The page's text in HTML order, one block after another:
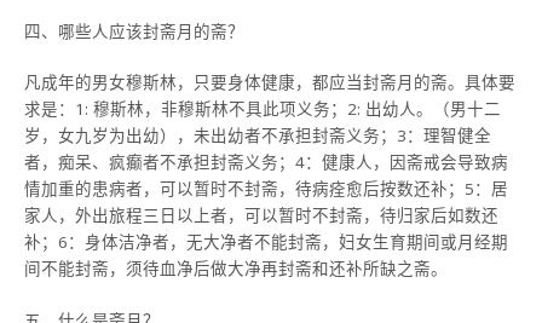
四、哪些人应该封斋月的斋？
凡成年的男女穆斯林，只要身体健康，都应当封斋月的斋。具体要
求是：1: 穆斯林，非穆斯林不具此项义务；2: 出幼人。（男十二
岁，女九岁为出幼），未出幼者不承担封斋义务；3：理智健全
者，痴呆、疯癫者不承担封斋义务；4：健康人，因斋戒会导致病
情加重的患病者，可以暂时不封斋，待病痊愈后按数还补；5：居
家人，外出旅程三日以上者，可以暂时不封斋，待归家后如数还
补；6：身体洁净者，无大净者不能封斋，妇女生育期间或月经期
间不能封斋，须待血净后做大净再封斋和还补所缺之斋。